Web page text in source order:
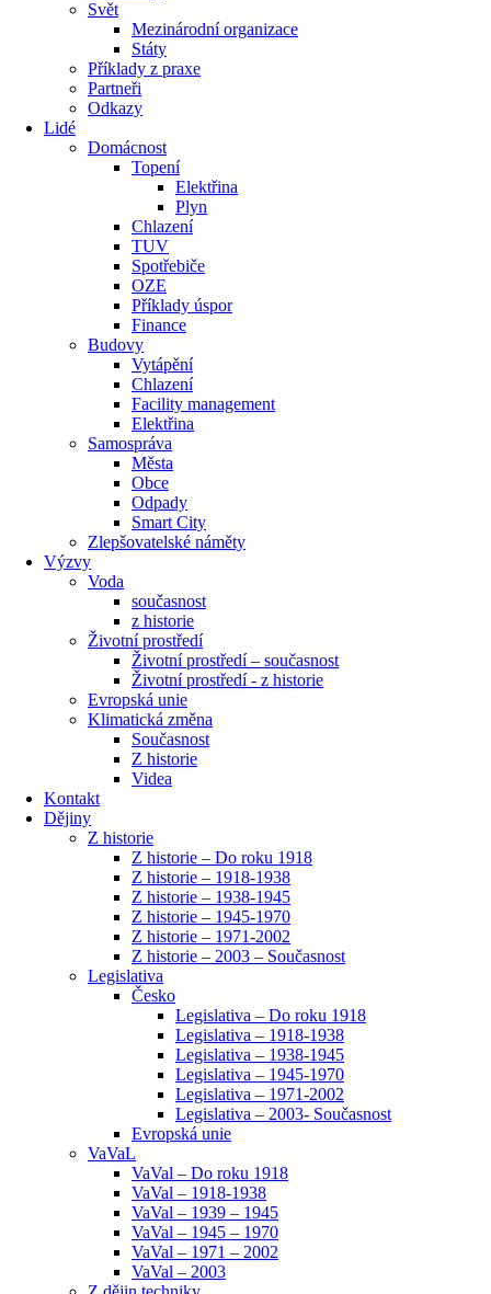
Svět
Mezinárodní organizace
Státy
Příklady z praxe
Partneři
Odkazy
Lidé
Domácnost
Topení
Elektřina
Plyn
Chlazení
TUV
Spotřebiče
OZE
Příklady úspor
Finance
Budovy
Vytápění
Chlazení
Facility management
Elektřina
Samospráva
Města
Obce
Odpady
Smart City
Zlepšovatelské náměty
Výzvy
Voda
současnost
z historie
Životní prostředí
Životní prostředí – současnost
Životní prostředí ​- z historie
Evropská unie
Klimatická změna
Současnost
Z historie
Videa
Kontakt
Dějiny
Z historie
Z historie – Do roku 1918
Z historie – 1918-1938
Z historie – 1938-1945
Z historie – 1945-1970
Z historie – 1971-2002
Z historie – 2003 – Současnost
Legislativa
Česko
Legislativa – Do roku 1918
Legislativa – 1918-1938
Legislativa – 1938-1945
Legislativa – 1945-1970
Legislativa – 1971-2002
Legislativa – 2003- Současnost
Evropská unie
VaVaL
VaVal – Do roku 1918
VaVal – 1918-1938
VaVal – 1939 – 1945
VaVal – 1945 – 1970
VaVal – 1971 – 2002
VaVal – 2003